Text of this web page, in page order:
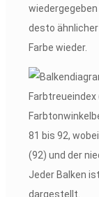
desto
Farbe wieder.